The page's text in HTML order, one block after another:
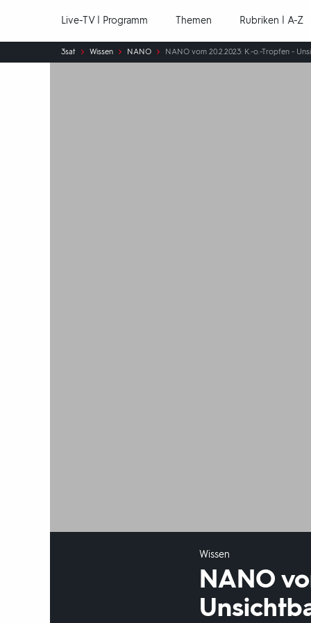
Live-TV | Programm Themen Rubriken | A-Z
Sie
sind
3sat Wissen NANO NANO vom 20.2.2023: K.-o.-Tropfen -
Wissen
NANO